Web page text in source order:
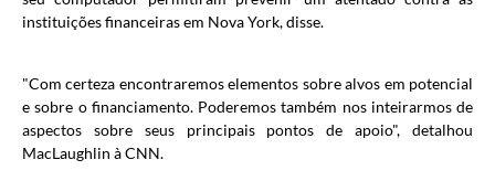
instituições financeiras em Nova York, disse.
"Com certeza encontraremos elementos sobre alvos em potencial
e sobre o financiamento. Poderemos também nos inteirarmos de
aspectos sobre seus principais pontos de apoio", detalhou
MacLaughlin à CNN.